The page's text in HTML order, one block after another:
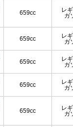
659cc
レ
ガ
659cc
レ
ガ
659cc
レ
ガ
659cc
レ
ガ
659cc
レ
ガ